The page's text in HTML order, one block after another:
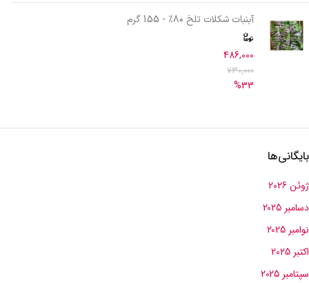
آبنبات شکلات تلخ ۸۰٪ - 155 گرم
486,000
730,000
%33
بایگانی‌ها
ژوئن 2026
دسامبر 2025
نوامبر 2025
اکتبر 2025
سپتامبر 2025